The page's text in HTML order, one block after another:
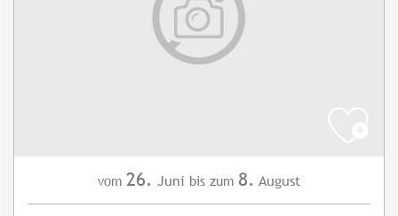
vom 26. Juni bis zum 8. August